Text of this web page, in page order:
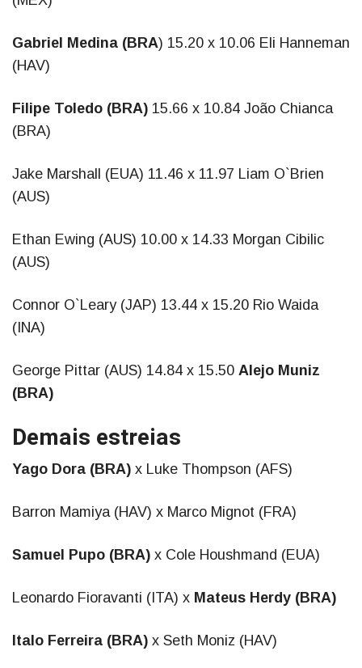
Gabriel Medina (BRA) 15.20 x 10.06 Eli Hanneman
(HAV)
Filipe Toledo (BRA) 15.66 x 10.84 João Chianca
(BRA)
Jake Marshall (EUA) 11.46 x 11.97 Liam O`Brien
(AUS)
Ethan Ewing (AUS) 10.00 x 14.33 Morgan Cibilic
(AUS)
Connor O`Leary (JAP) 13.44 x 15.20 Rio Waida
(INA)
George Pittar (AUS) 14.84 x 15.50 Alejo Muniz
(BRA)
Demais estreias
Yago Dora (BRA) x Luke Thompson (AFS)
Barron Mamiya (HAV) x Marco Mignot (FRA)
Samuel Pupo (BRA) x Cole Houshmand (EUA)
Leonardo Fioravanti (ITA) x Mateus Herdy (BRA)
Italo Ferreira (BRA) x Seth Moniz (HAV)